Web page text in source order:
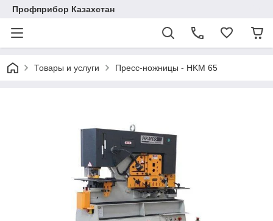
Профприбор Казахстан
Товары и услуги Пресс-ножницы - HKM 65